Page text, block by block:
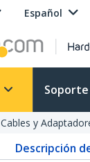
Español
Soporte
Cables y
Descripción